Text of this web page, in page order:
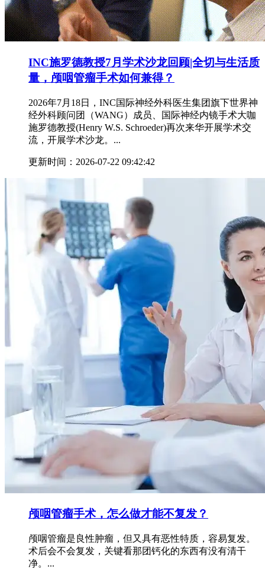
INC施罗德教授7月学术沙龙回顾|全切与生活质
量，颅咽管瘤手术如何兼得？
2026年7月18日，INC国际神经外科医生集团旗下世界神
经外科顾问团（WANG）成员、国际神经内镜手术大咖
施罗德教授(Henry W.S. Schroeder)再次来华开展学术交
流，开展学术沙龙。...
更新时间：2026-07-22 09:42:42
颅咽管瘤手术，怎么做才能不复发？
颅咽管瘤是良性肿瘤，但又具有恶性特质，容易复发。
术后会不会复发，关键看那团钙化的东西有没有清干
净。...